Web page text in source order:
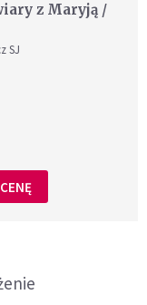
z Maryją /
SJ